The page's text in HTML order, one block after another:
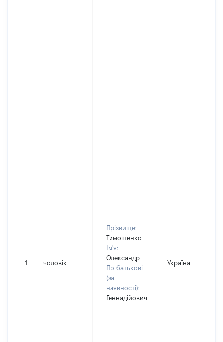
1 чоловік
Прізвище:
Тимошенко
Ім'я:
Олександр
По батькові
(за
наявності):
Геннадійович
Україна